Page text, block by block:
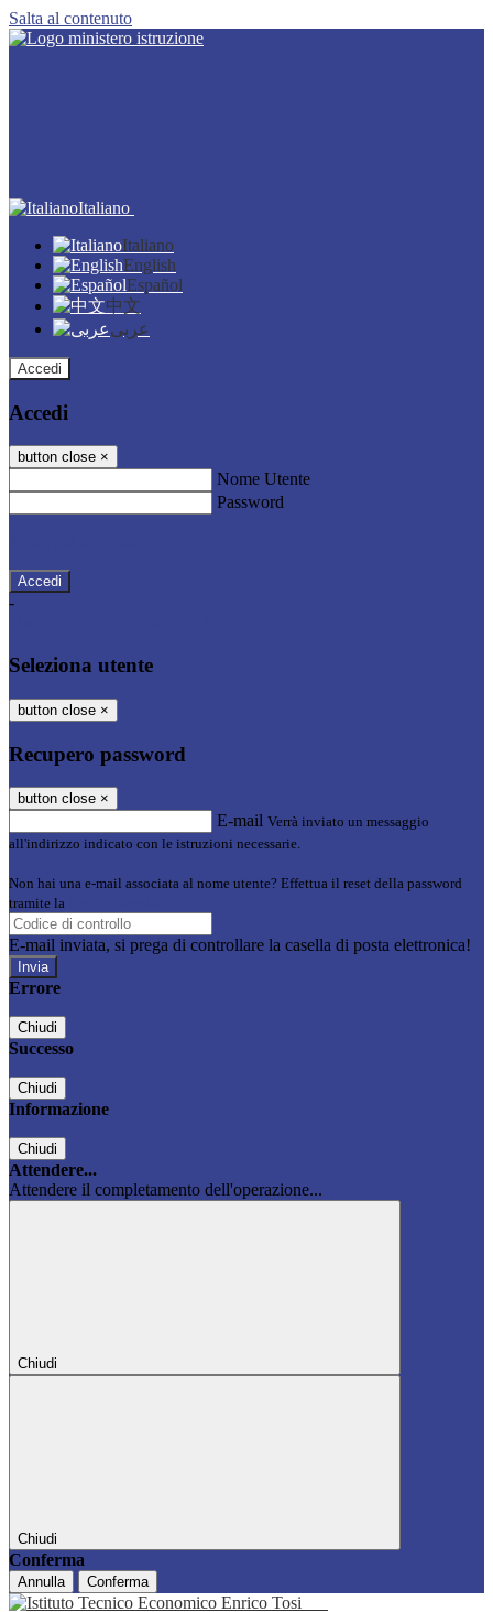
Salta al contenuto
Italiano
Italiano
English
Español
中文
عربى
Accedi
Accedi
button close ×
Nome Utente
Password
-
Seleziona utente
button close ×
Recupero password
button close ×
E-mail Verrà inviato un messaggio
all'indirizzo indicato con le istruzioni necessarie.
Non hai una e-mail associata al nome utente? Effettua il reset della password
tramite la
E-mail inviata, si prega di controllare la casella di posta elettronica!
Errore
Chiudi
Successo
Chiudi
Informazione
Chiudi
Attendere...
Attendere il completamento dell'operazione...
Chiudi
Chiudi
Conferma
Annulla Conferma